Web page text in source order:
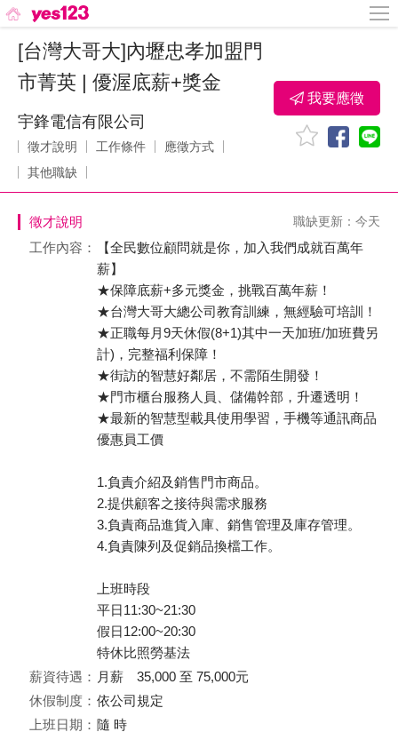
[台灣大哥大]內壢忠孝加盟門
市菁英 | 優渥底薪+獎金
宇鋒電信有限公司
徵才說明 工作條件
應徵方式
其他職缺
我要應徵
徵才說明 職缺更新：今天
工作內容：
【全民數位顧問就是你，加入我們成就百萬年
薪】
★保障底薪+多元獎金，挑戰百萬年薪！
​★台灣大哥大總公司教育訓練，無經驗可培訓！
​★正職每月9天休假(8+1)其中一天加班/加班費另
計)，完整福利保障！
★街訪的智慧好鄰居，不需陌生開發！
​★門市櫃台服務人員、儲備幹部，升遷透明！
​★最新的智慧型載具使用學習，手機等通訊商品
優惠員工價
1.負責介紹及銷售門市商品。
2.提供顧客之接待與需求服務
3.負責商品進貨入庫、銷售管理及庫存管理。
4.負責陳列及促銷品換檔工作。
上班時段
平日11:30~21:30
假日12:00~20:30
特休比照勞基法
薪資待遇： 月薪 35,000 至 75,000元
休假制度： 依公司規定
上班日期： 隨 時